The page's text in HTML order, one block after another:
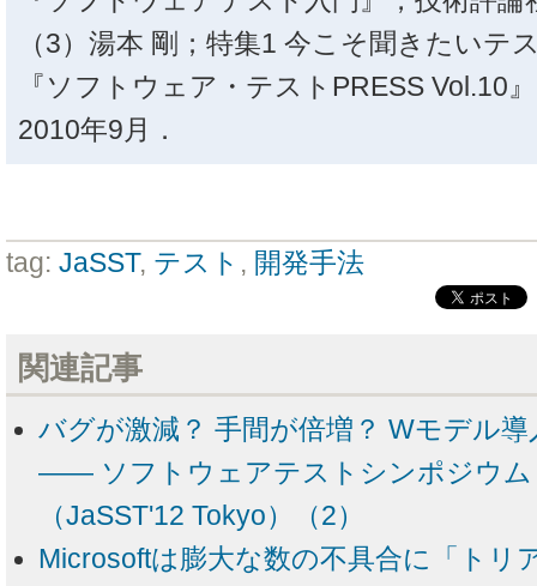
（3）湯本 剛；特集1 今こそ聞きたいテ
『ソフトウェア・テストPRESS Vol.10
2010年9月．
tag: JaSST, テスト , 開発手法
関連記事
バグが激減？ 手間が倍増？ Wモデル
―― ソフトウェアテストシンポジウム
（JaSST'12 Tokyo）（2）
Microsoftは膨大な数の不具合に「トリ